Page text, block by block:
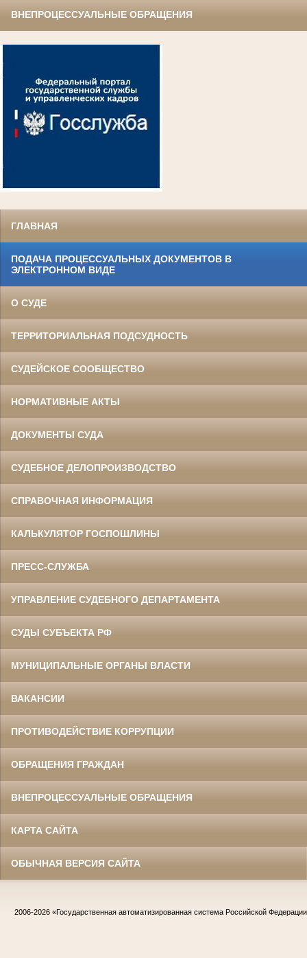
ВНЕПРОЦЕССУАЛЬНЫЕ ОБРАЩЕНИЯ
ГЛАВНАЯ
ПОДАЧА ПРОЦЕССУАЛЬНЫХ ДОКУМЕНТОВ В
ЭЛЕКТРОННОМ ВИДЕ
О СУДЕ
ТЕРРИТОРИАЛЬНАЯ ПОДСУДНОСТЬ
СУДЕЙСКОЕ СООБЩЕСТВО
НОРМАТИВНЫЕ АКТЫ
ДОКУМЕНТЫ СУДА
СУДЕБНОЕ ДЕЛОПРОИЗВОДСТВО
СПРАВОЧНАЯ ИНФОРМАЦИЯ
КАЛЬКУЛЯТОР ГОСПОШЛИНЫ
ПРЕСС-СЛУЖБА
УПРАВЛЕНИЕ СУДЕБНОГО ДЕПАРТАМЕНТА
СУДЫ СУБЪЕКТА РФ
МУНИЦИПАЛЬНЫЕ ОРГАНЫ ВЛАСТИ
ВАКАНСИИ
ПРОТИВОДЕЙСТВИЕ КОРРУПЦИИ
ОБРАЩЕНИЯ ГРАЖДАН
ВНЕПРОЦЕССУАЛЬНЫЕ ОБРАЩЕНИЯ
КАРТА САЙТА
ОБЫЧНАЯ ВЕРСИЯ САЙТА
2006-2026 «Государственная автоматизированная система Российской